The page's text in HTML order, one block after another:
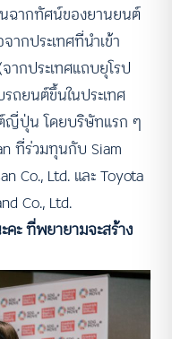
ฉากทัศน์ของยานยนต์
ากประเทศที่นำเข้า
กประเทศแถบยุโรป
รถยนต์ขึ้นในประเทศ
ญี่ปุ่น โดยบริษัทแรก ๆ
ที่ร่วมทุนกับ Siam
Co., Ltd. และ Toyota
Co., Ltd.
คะ ที่พยายามจะสร้าง